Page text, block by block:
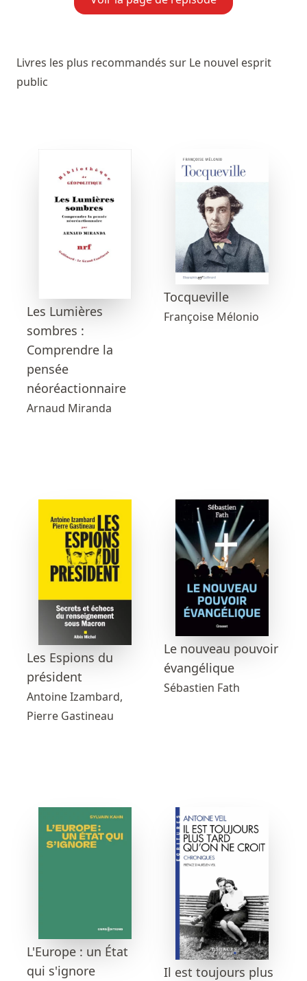
Livres les plus recommandés sur Le nouvel esprit
public
Les Lumières
sombres :
Comprendre la
pensée
néoréactionnaire
Arnaud Miranda
Tocqueville
Françoise Mélonio
Les Espions du
président
Antoine Izambard,
Pierre Gastineau
Le nouveau pouvoir
évangélique
Sébastien Fath
L'Europe : un État
qui s'ignore
Il est toujours plus